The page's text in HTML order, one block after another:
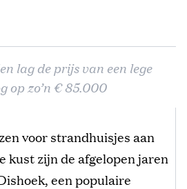
lag de prijs van een lege
op zo’n € 85.000
voor strandhuisjes aan
kust zijn de afgelopen jaren
een populaire